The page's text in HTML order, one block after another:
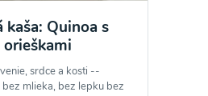
kaša: Quinoa s
srdce a kosti --
mlieka, bez lepku bez